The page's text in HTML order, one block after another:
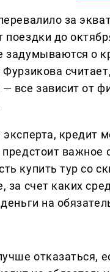
за
поездки до
задумываются о
Фурзикова
все зависит от
кредит
важное
купить тур со
за счет каких
деньги на
отказаться,